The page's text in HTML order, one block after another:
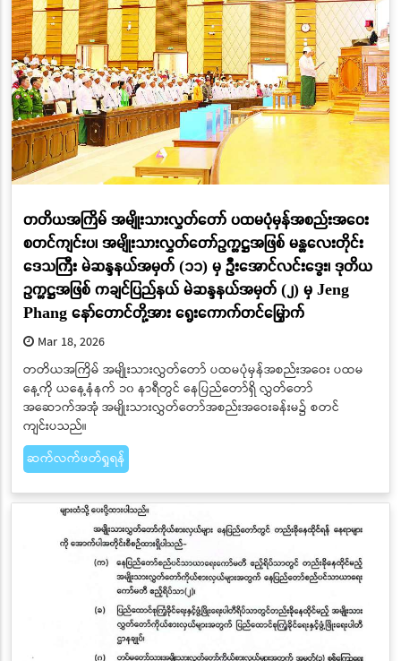
တတိယအကြိမ် အမျိုးသားလွှတ်တော် ပထမပုံမှန်အစည်းအဝေး
စတင်ကျင်းပ၊ အမျိုးသားလွှတ်တော်ဥက္ကဋ္ဌအဖြစ် မန္တလေးတိုင်း
ဒေသကြီး မဲဆန္ဒနယ်အမှတ် (၁၁) မှ ဦးအောင်လင်းဒွေး၊ ဒုတိယ
ဥက္ကဋ္ဌအဖြစ် ကချင်ပြည်နယ် မဲဆန္ဒနယ်အမှတ် (၂) မှ Jeng
Phang နော်တောင်တို့အား ရွေးကောက်တင်မြှောက်
Mar 18, 2026
တတိယအကြိမ် အမျိုးသားလွှတ်တော် ပထမပုံမှန်အစည်းအဝေး ပထမ
နေ့ကို ယနေ့နံနက် ၁၀ နာရီတွင် နေပြည်တော်ရှိ လွှတ်တော်
အဆောက်အအုံ အမျိုးသားလွှတ်တော်အစည်းအဝေးခန်းမ၌ စတင်
ကျင်းပသည်။
ဆက်လက်ဖတ်ရှုရန်